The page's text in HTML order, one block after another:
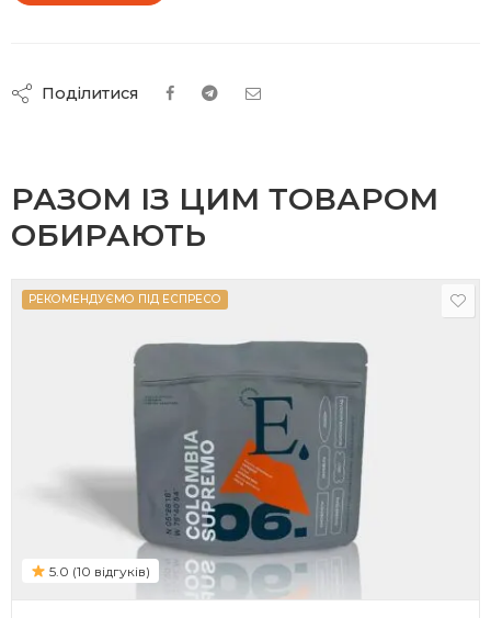
Поділитися
РАЗОМ ІЗ ЦИМ ТОВАРОМ
ОБИРАЮТЬ
РЕКОМЕНДУЄМО ПІД ЕСПРЕСО
5.0 (10 відгуків)